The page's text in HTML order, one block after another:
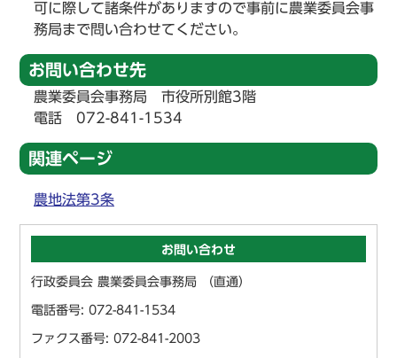
可に際して諸条件がありますので事前に農業委員会事
務局まで問い合わせてください。
お問い合わせ先
農業委員会事務局 市役所別館3階
電話 072-841-1534
関連ページ
農地法第3条
お問い合わせ
行政委員会 農業委員会事務局 （直通）
電話番号: 072-841-1534
ファクス番号: 072-841-2003